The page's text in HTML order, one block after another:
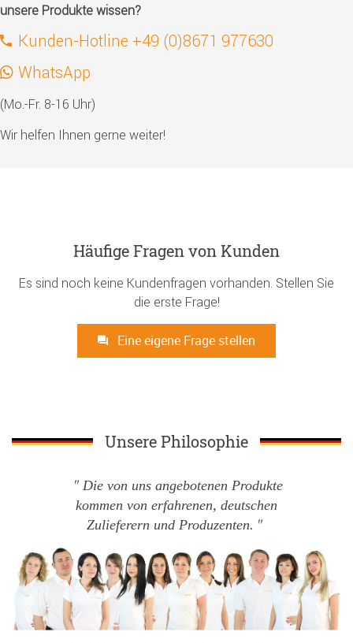
unsere Produkte wissen?
Kunden-Hotline +49 (0)8671 977630
WhatsApp
(Mo.-Fr. 8-16 Uhr)
Wir helfen Ihnen gerne weiter!
Häufige Fragen von Kunden
Es sind noch keine Kundenfragen vorhanden. Stellen Sie
die erste Frage!
Eine eigene Frage stellen
Unsere Philosophie
Die von uns angebotenen Produkte
kommen von erfahrenen, deutschen
Zulieferern und Produzenten.